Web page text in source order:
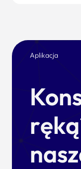
Aplikacja